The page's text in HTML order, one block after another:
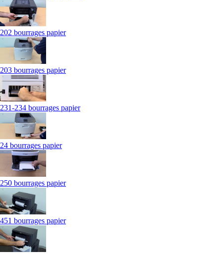
202 bourrages papier
203 bourrages papier
231-234 bourrages papier
24 bourrages papier
250 bourrages papier
451 bourrages papier